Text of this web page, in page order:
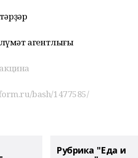
агентлығы
bash/1477585/
Рубрика "Еда и